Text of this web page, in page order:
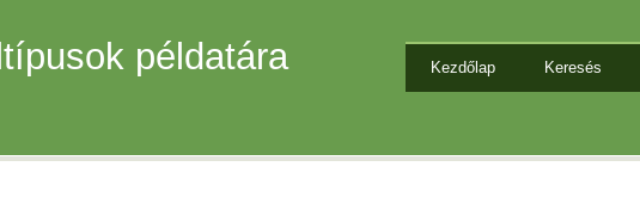
példatára Kezdőlap Keresés